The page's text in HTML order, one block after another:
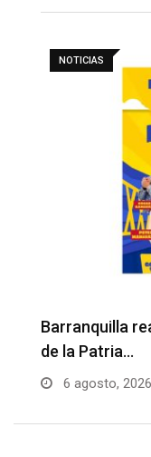
NOTICIAS
Barranquilla
de la Patria…
6 agosto, 2026